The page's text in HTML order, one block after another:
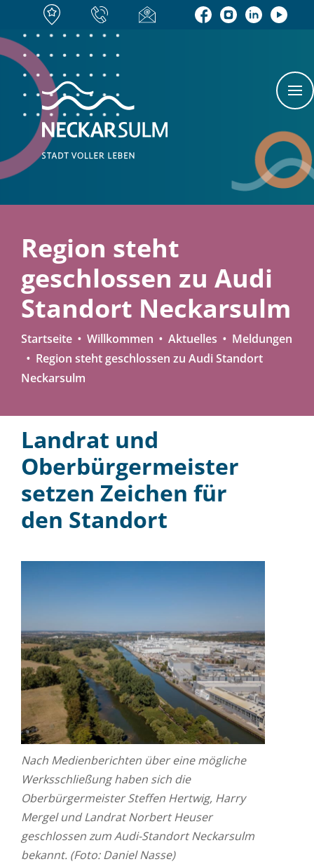
Region steht
geschlossen zu Audi
Standort Neckarsulm
Startseite Willkommen Aktuelles
Meldungen
Region steht geschlossen zu Audi Standort
Neckarsulm
Landrat und
Oberbürgermeister
setzen Zeichen für
den Standort
Nach Medienberichten über eine mögliche
Werksschließung haben sich die
Oberbürgermeister Steffen Hertwig, Harry
Mergel und Landrat Norbert Heuser
geschlossen zum Audi-Standort Neckarsulm
bekannt. (Foto: Daniel Nasse)